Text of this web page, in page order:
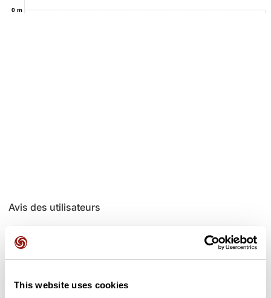
This website uses cookies
0 m
Avis des utilisateurs
Soyez le premier à ajouter un avis !